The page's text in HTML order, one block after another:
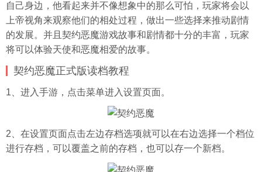
自己身边，他看起来并不像想象中的那么可怕，玩家将会以
上帝视角来观察他们的相处过程，做出一些选择来推动剧情
的发展。并且契约恶魔游戏故事和剧情都十分的丰富，玩家
将可以体验天使和恶魔相爱的故事。
契约恶魔正式版读档教程
1、进入手游，点击菜单进入设置页面。
2、在设置页面点击左边存档选项就可以在右边选择一个档位
进行存档，可以覆盖之前的存档，也可以存一个新档。